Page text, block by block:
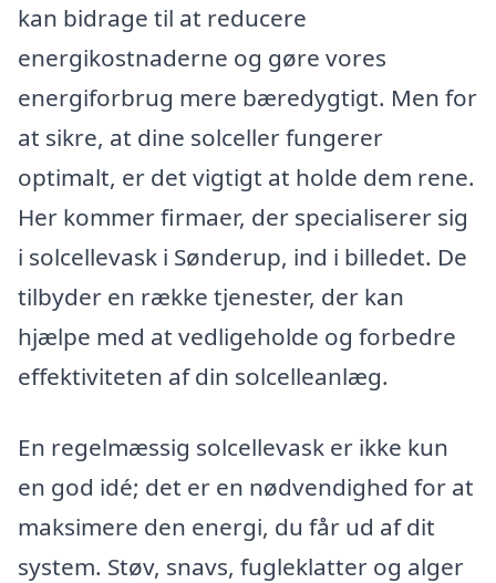
kan bidrage til at reducere
energikostnaderne og gøre vores
energiforbrug mere bæredygtigt. Men for
at sikre, at dine solceller fungerer
optimalt, er det vigtigt at holde dem rene.
Her kommer firmaer, der specialiserer sig
i solcellevask i Sønderup, ind i billedet. De
tilbyder en række tjenester, der kan
hjælpe med at vedligeholde og forbedre
effektiviteten af din solcelleanlæg.
En regelmæssig solcellevask er ikke kun
en god idé; det er en nødvendighed for at
maksimere den energi, du får ud af dit
system. Støv, snavs, fugleklatter og alger